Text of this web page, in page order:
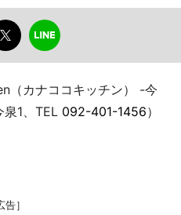
カナココキッチン） -今
1、TEL 092-401-1456）
告］